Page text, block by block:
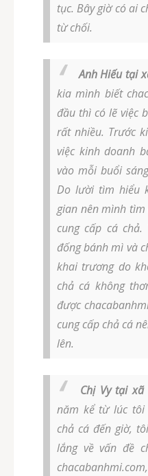
tục. Bây giờ có ai
từ chối.
Anh Hiếu tại
kia mình biết
đầu thì có lẽ việc
rất nhiều. Trước
việc kinh doanh
vào mỗi buổi
Do lười tìm hiểu
gian nên mình
cung cấp cá
đống bánh mì và
khai trương do
chả cá không
được
cung cấp chả cá
lên.
Chị Vy tại xã
năm kể từ lúc
chả cá đến giờ,
lắng về vấn đề